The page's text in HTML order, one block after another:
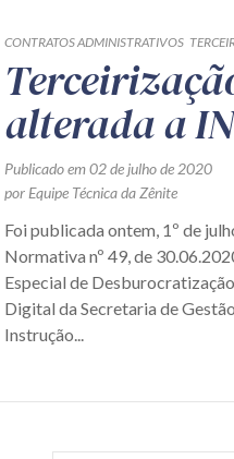
CONTRATOS ADMINISTRATIVOS
alterada a
Publicado em 02 de julho de 2020
por Equipe Técnica da Zênite
Foi publicada ontem, 1º de
Normativa nº 49, de
Especial de
Digital da Secretaria de
Instrução...